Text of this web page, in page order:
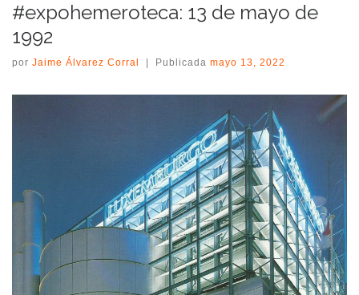
#expohemeroteca: 13 de mayo de
1992
por Jaime Álvarez Corral Publicada mayo 13, 2022